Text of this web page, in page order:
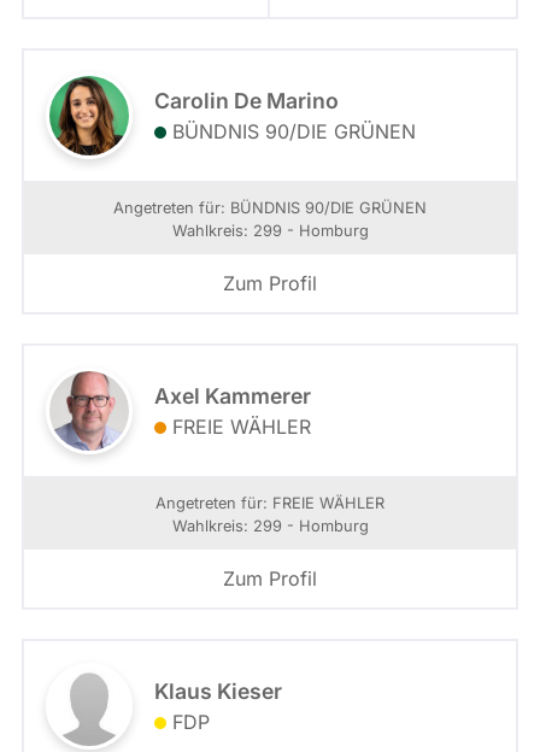
Carolin De Marino
BÜNDNIS 90/­DIE GRÜNEN
Angetreten für: BÜNDNIS 90/­DIE GRÜNEN
Wahlkreis: 299 - Homburg
Zum Profil
Axel Kammerer
FREIE WÄHLER
Angetreten für: FREIE WÄHLER
Wahlkreis: 299 - Homburg
Zum Profil
Klaus Kieser
FDP